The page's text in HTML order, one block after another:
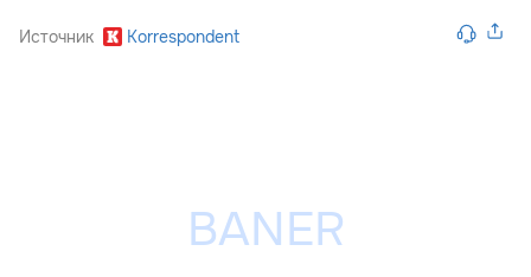
Источник Korrespondent